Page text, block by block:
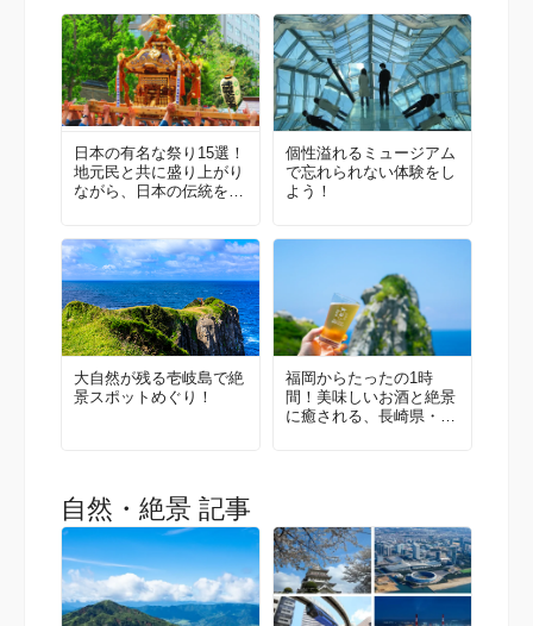
日本の有名な祭り15選！
地元民と共に盛り上がり
ながら、日本の伝統を体
個性溢れるミュージアム
で忘れられない体験をし
よう！
大自然が残る壱岐島で絶
景スポットめぐり！
福岡からたったの1時
間！美味しいお酒と絶景
に癒される、長崎県・壱
自然・絶景 記事